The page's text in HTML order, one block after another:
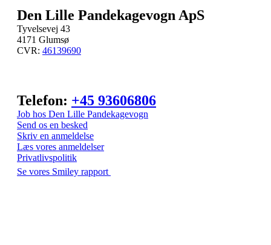
Den Lille Pandekagevogn ApS
Tyvelsevej 43
4171 Glumsø
CVR: 46139690
Telefon: +45 93606806
Job hos Den Lille Pandekagevogn
Send os en besked
Skriv en anmeldelse
Læs vores anmeldelser
Privatlivspolitik
Se vores Smiley rapport